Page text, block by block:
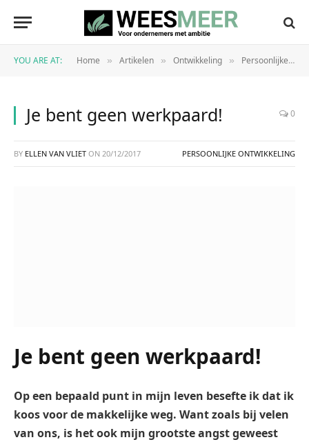
YOU ARE AT: Home » Artikelen » Ontwikkeling » Persoonlijke ontwikkeling
Je bent geen werkpaard! 0
BY ELLEN VAN VLIET ON 20/12/2017 PERSOONLIJKE ONTWIKKELING
Je bent geen werkpaard!
Op een bepaald punt in mijn leven besefte ik dat ik
koos voor de makkelijke weg. Want zoals bij velen
van ons, is het ook mijn grootste angst geweest